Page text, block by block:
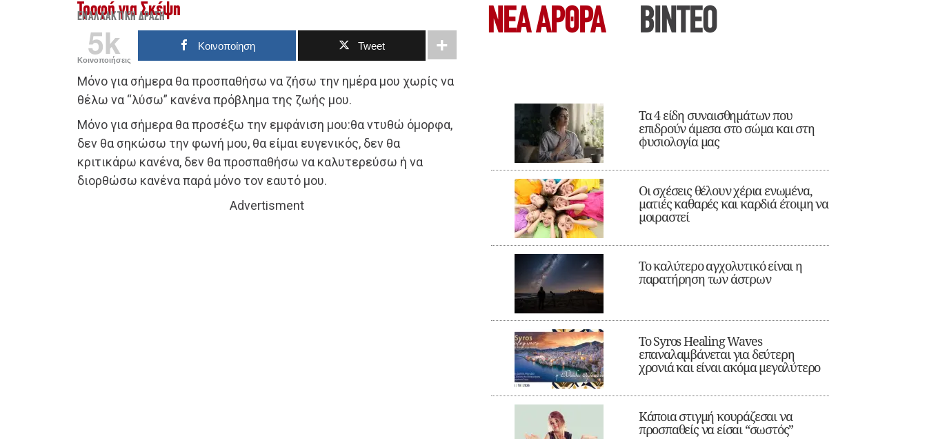
Τροφή για Σκέψη
ΕΝΑΛΛΑΚΤΙΚΉ ΔΡΆΣΗ
5k
Κοινοποιήσεις
Κοινοποίηση Tweet
Μόνο για σήμερα θα προσπαθήσω να ζήσω την ημέρα μου χωρίς να
θέλω να “λύσω” κανένα πρόβλημα της ζωής μου.
Μόνο για σήμερα θα προσέξω την εμφάνιση μου:θα ντυθώ όμορφα,
δεν θα σηκώσω την φωνή μου, θα είμαι ευγενικός, δεν θα
κριτικάρω κανένα, δεν θα προσπαθήσω να καλυτερεύσω ή να
διορθώσω κανένα παρά μόνο τον εαυτό μου.
Advertisment
ΝΕΑ ΆΡΘΡΑ ΒΙΝΤΕΟ
Τα 4 είδη συναισθημάτων που
επιδρούν άμεσα στο σώμα και στη
φυσιολογία μας
Οι σχέσεις θέλουν χέρια ενωμένα,
ματιές καθαρές και καρδιά έτοιμη να
μοιραστεί
Το καλύτερο αγχολυτικό είναι η
παρατήρηση των άστρων
Το Syros Healing Waves
επαναλαμβάνεται για δεύτερη
χρονιά και είναι ακόμα μεγαλύτερο
Κάποια στιγμή κουράζεσαι να
προσπαθείς να είσαι “σωστός”